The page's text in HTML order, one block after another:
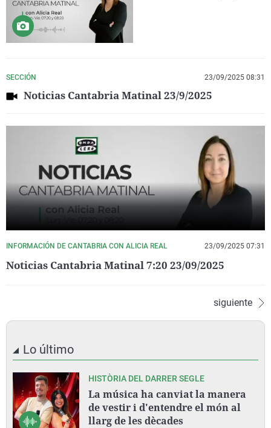
SECCIÓN 23/09/2025 08:31
Noticias Cantabria Matinal 23/9/2025
INFORMACIÓN DE CANTABRIA CON ALICIA REAL 23/09/2025 07:31
Noticias Cantabria Matinal 7:20 23/09/2025
siguiente
Lo último
HISTÒRIA DEL DARRER SEGLE
La música ha canviat la manera
de vestir i d'entendre el món al
llarg de les dècades